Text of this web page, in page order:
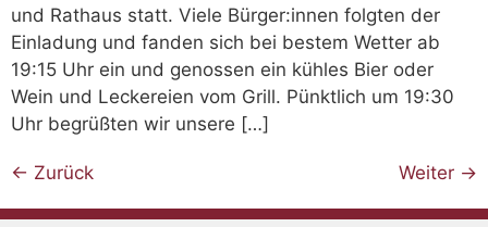
und Rathaus statt. Viele Bürger:innen folgten der
Einladung und fanden sich bei bestem Wetter ab
19:15 Uhr ein und genossen ein kühles Bier oder
Wein und Leckereien vom Grill. Pünktlich um 19:30
Uhr begrüßten wir unsere […]
← Zurück Weiter →